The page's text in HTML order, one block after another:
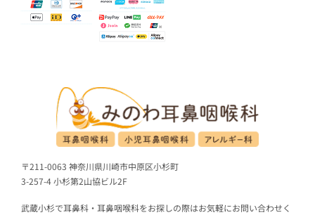
〒211-0063 神奈川県川崎市中原区小杉町
3-257-4 小杉第2山協ビル2F
武蔵小杉で耳鼻科・耳鼻咽喉科をお探しの際はお気軽にお問い合わせく